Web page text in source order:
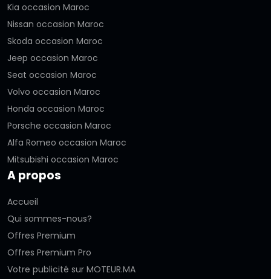
Kia occasion Maroc
Nissan occasion Maroc
Skoda occasion Maroc
Jeep occasion Maroc
Seat occasion Maroc
Volvo occasion Maroc
Honda occasion Maroc
Porsche occasion Maroc
Alfa Romeo occasion Maroc
Mitsubishi occasion Maroc
A propos
Accueil
Qui sommes-nous?
Offres Premium
Offres Premium Pro
Votre publicité sur MOTEUR.MA